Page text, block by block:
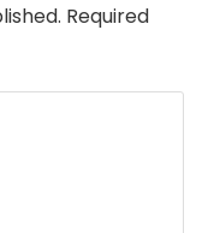
Required